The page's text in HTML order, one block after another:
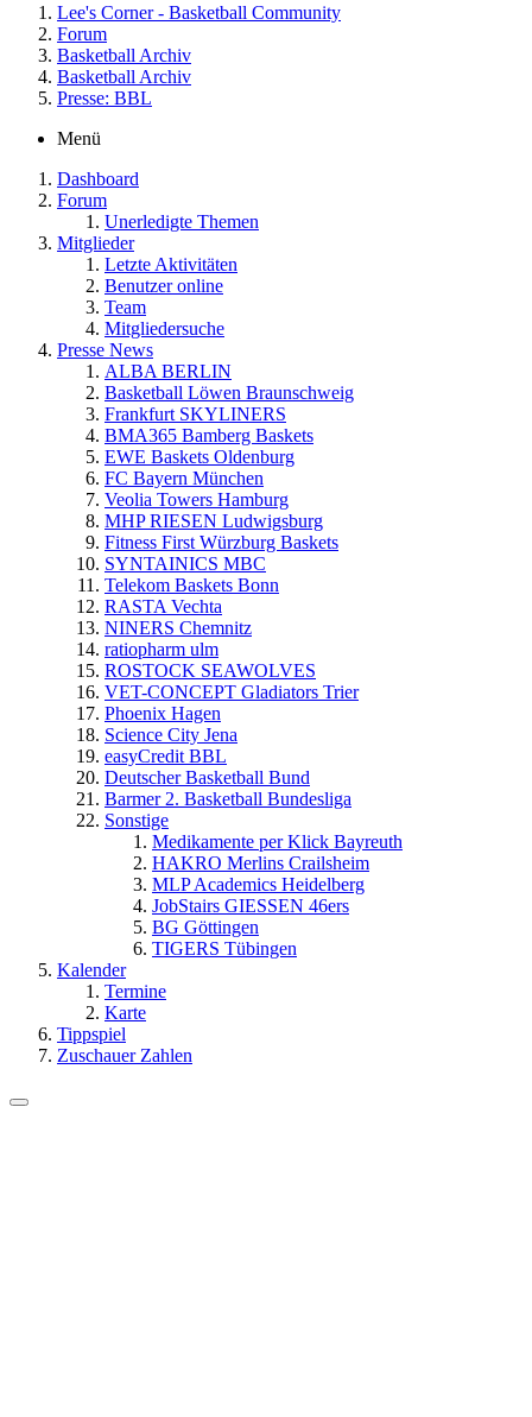
Lee's Corner - Basketball Community
Forum
Basketball Archiv
Basketball Archiv
Presse: BBL
Menü
Dashboard
Forum
Unerledigte Themen
Mitglieder
Letzte Aktivitäten
Benutzer online
Team
Mitgliedersuche
Presse News
ALBA BERLIN
Basketball Löwen Braunschweig
Frankfurt SKYLINERS
BMA365 Bamberg Baskets
EWE Baskets Oldenburg
FC Bayern München
Veolia Towers Hamburg
MHP RIESEN Ludwigsburg
Fitness First Würzburg Baskets
SYNTAINICS MBC
Telekom Baskets Bonn
RASTA Vechta
NINERS Chemnitz
ratiopharm ulm
ROSTOCK SEAWOLVES
VET-CONCEPT Gladiators Trier
Phoenix Hagen
Science City Jena
easyCredit BBL
Deutscher Basketball Bund
Barmer 2. Basketball Bundesliga
Sonstige
Medikamente per Klick Bayreuth
HAKRO Merlins Crailsheim
MLP Academics Heidelberg
JobStairs GIESSEN 46ers
BG Göttingen
TIGERS Tübingen
Kalender
Termine
Karte
Tippspiel
Zuschauer Zahlen